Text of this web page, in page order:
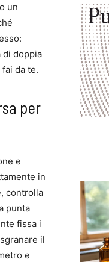
un
di doppia
da te.
per
e
in
controlla
punta
fissa i
il
e